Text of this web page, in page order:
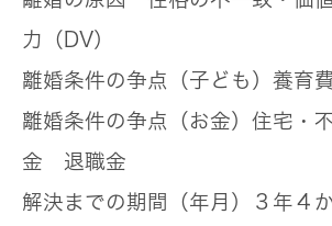
力（DV）
離婚条件の争点（子ども） 養育
離婚条件の争点（お金） 住宅・
金 退職金
解決までの期間（年月） ３年４